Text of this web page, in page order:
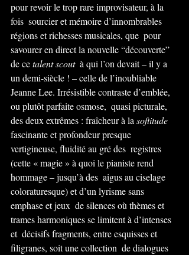
pour revoir le trop rare improvisateur, à la
fois  sourcier et mémoire d’innombrables
régions et richesses musicales, que  pour
savourer en direct la nouvelle “découverte”
de ce talent scout
  à qui l’on devait – il y a
un demi-siècle ! – celle de l’inoubliable
Jeanne Lee. Irrésistible contraste d’emblée,
ou plutôt parfaite osmose,  quasi picturale,
des deux extrêmes : fraîcheur à la softitude
fascinante et profondeur presque
vertigineuse, fluidité au gré des  registres
(cette « magie » à quoi le pianiste rend
hommage – jusqu’à des  aigus au ciselage
coloraturesque) et d’un lyrisme sans
emphase et jeux  de silences où thèmes et
trames harmoniques se limitent à d’intenses
et  décisifs fragments, entre esquisses et
filigranes, soit une collection  de dialogues